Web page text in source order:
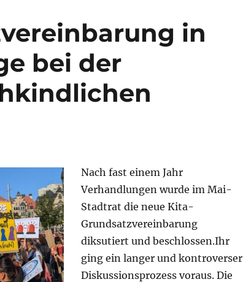
in
bei der
Nach fast einem Jahr
Verhandlungen wurde im Mai-
Stadtrat die neue Kita-
Grundsatzvereinbarung
diksutiert und beschlossen.Ihr
ging ein langer und kontroverser
Diskussionsprozess voraus. Die